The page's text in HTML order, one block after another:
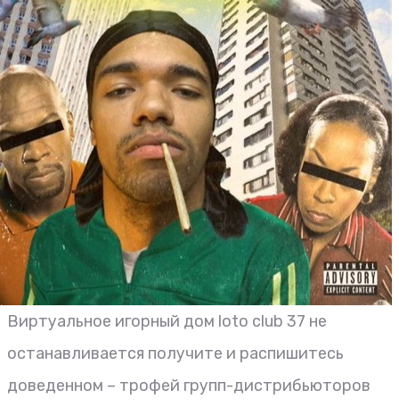
Виртуальное игорный дом loto club 37 не
останавливается получите и распишитесь
доведенном – трофей групп-дистрибьюторов